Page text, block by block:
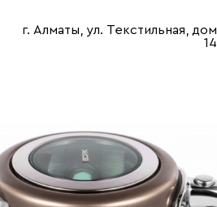
г. Алматы, ул. Текстильная, дом
14